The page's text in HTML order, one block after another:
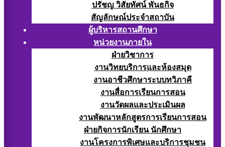
ปรัชญ วิสัยทัศน์ พันธกิจ
สัญลักษณ์ประจำสถาบัน
ผู้บริหารสถานศึกษา
หน่วยงานภายใน
ฝ่ายวิชาการ
งานวิทยบริการและห้องสมุด
งานอาชีวศึกษาระบบทวิภาคี
งานสื่อการเรียนการสอน
งานวัดผลและประเมินผล
งานพัฒนาหลักสูตรการเรียนการสอน
ฝ่ายกิจการนักเรียน นักศึกษา
งานโครงการพิเศษและบริการชุมชน